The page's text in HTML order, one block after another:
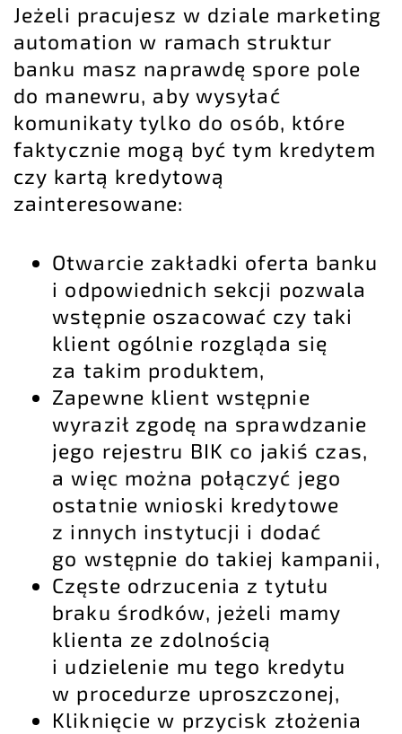
Jeżeli pracujesz w dziale marketing
automation w ramach struktur
banku masz naprawdę spore pole
do manewru, aby wysyłać
komunikaty tylko do osób, które
faktycznie mogą być tym kredytem
czy kartą kredytową
zainteresowane:
Otwarcie zakładki oferta banku
i odpowiednich sekcji pozwala
wstępnie oszacować czy taki
klient ogólnie rozgląda się
za takim produktem,
Zapewne klient wstępnie
wyraził zgodę na sprawdzanie
jego rejestru BIK co jakiś czas,
a więc można połączyć jego
ostatnie wnioski kredytowe
z innych instytucji i dodać
go wstępnie do takiej kampanii,
Częste odrzucenia z tytułu
braku środków, jeżeli mamy
klienta ze zdolnością
i udzielenie mu tego kredytu
w procedurze uproszczonej,
Kliknięcie w przycisk złożenia